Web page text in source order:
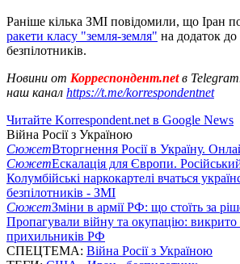
Раніше кілька ЗМІ повідомили, що Іран
ракети класу "земля-земля" на додаток до
безпілотників.
Новини от Корреспондент.netв
наш канал https://t.me/korrespondentnet
Читайте Korrespondent.net в Google News
Війна Росії з Україною
СюжетВторгнення Росії в Україну.
СюжетЕскалація для Європи.
Колумбійські наркокартелі вчаться
безпілотників - ЗМІ
СюжетЗміни в армії РФ: що стоїть за
Пропагували війну та окупацію:
прихильників РФ
СПЕЦТЕМА: Війна Росії з Україною